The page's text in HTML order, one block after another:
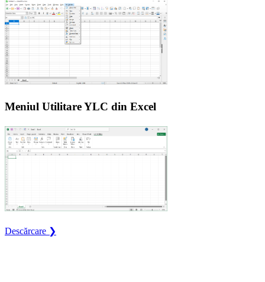
Meniul Utilitare YLC din Excel
Descărcare ❯